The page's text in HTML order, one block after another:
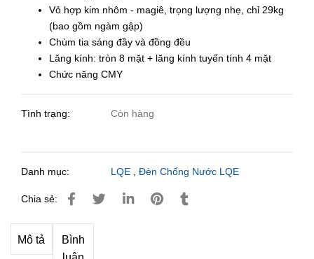
Vỏ hợp kim nhôm - magiê, trọng lượng nhẹ, chỉ 29kg
(bao gồm ngàm gập)
Chùm tia sáng đầy và đồng đều
Lăng kính: tròn 8 mặt + lăng kính tuyến tính 4 mặt
Chức năng CMY
Tình trạng: Còn hàng
Danh mục: LQE ,Đèn Chống Nước LQE
Chia sẻ:
Mô tả
Bình